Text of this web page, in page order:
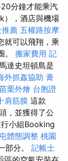
分鐘才能乘汽
），酒店與機場
推薦 五權路按摩
就可以飛翔，乘
。 搬家費用 記
達史坦頓島是
外抓姦協助 膏
栗外燴 台胞證
肩筋膜 這款
，並獲得了公
小組Booking
體態調整 桃園
部分。 記帳士